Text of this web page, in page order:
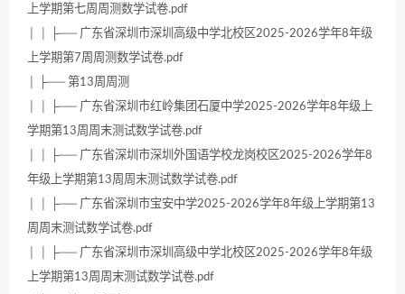
上学期第七周周测数学试卷.pdf
│ │ ├── 广东省深圳市深圳高级中学北校区2025-2026学年8年级
上学期第7周周测数学试卷.pdf
│ ├── 第13周周测
│ │ ├── 广东省深圳市红岭集团石厦中学2025-2026学年8年级上
学期第13周周末测试数学试卷.pdf
│ │ ├── 广东省深圳市深圳外国语学校龙岗校区2025-2026学年8
年级上学期第13周周末测试数学试卷.pdf
│ │ ├── 广东省深圳市宝安中学2025-2026学年8年级上学期第13
周周末测试数学试卷.pdf
│ │ ├── 广东省深圳市深圳高级中学北校区2025-2026学年8年级
上学期第13周周末测试数学试卷.pdf